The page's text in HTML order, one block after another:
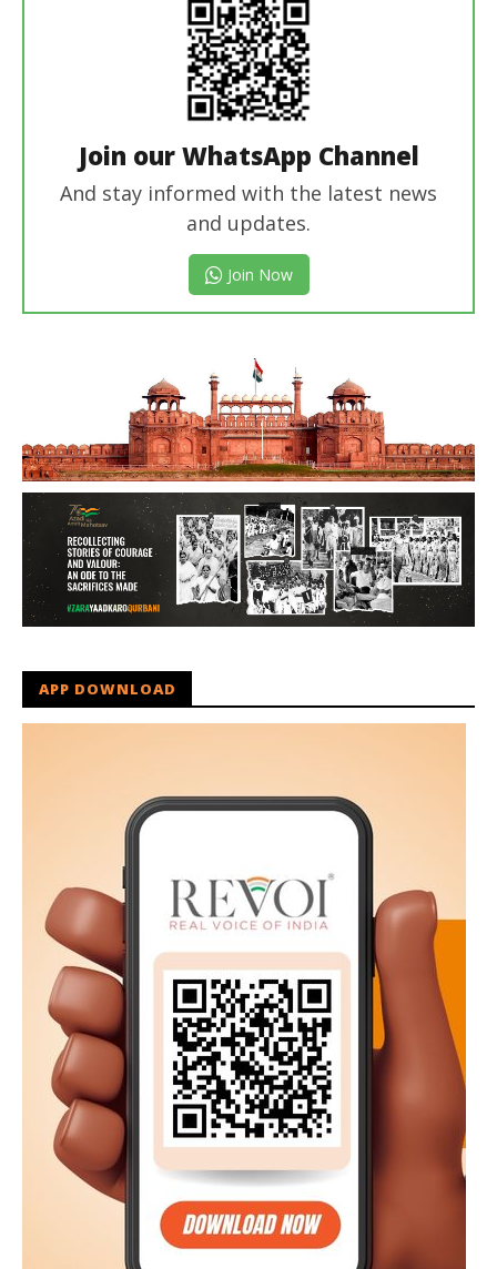
Join our WhatsApp Channel
And stay informed with the latest news
and updates.
Join Now
APP DOWNLOAD